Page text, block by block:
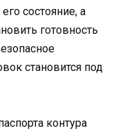
состояние, а
готовность
становится под
контура